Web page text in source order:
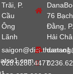
Trãi, P.
Cầu
Ông
Lãnh
028.6286.4477
76 Bạch
Đằng, P.
Hải